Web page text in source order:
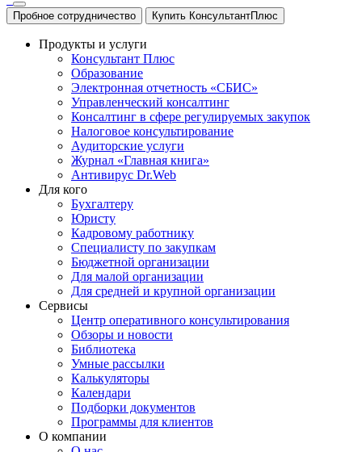
Пробное сотрудничество Купить КонсультантПлюс
Продукты и услуги
Консультант Плюс
Образование
Электронная отчетность «СБИС»
Управленческий консалтинг
Консалтинг в сфере регулируемых закупок
Налоговое консультирование
Аудиторские услуги
Журнал «Главная книга»
Антивирус Dr.Web
Для кого
Бухгалтеру
Юристу
Кадровому работнику
Специалисту по закупкам
Бюджетной организации
Для малой организации
Для средней и крупной организации
Сервисы
Центр оперативного консультирования
Обзоры и новости
Библиотека
Умные рассылки
Калькуляторы
Календари
Подборки документов
Программы для клиентов
О компании